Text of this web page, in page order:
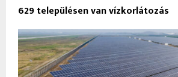
629 településen van vízkorlátozás